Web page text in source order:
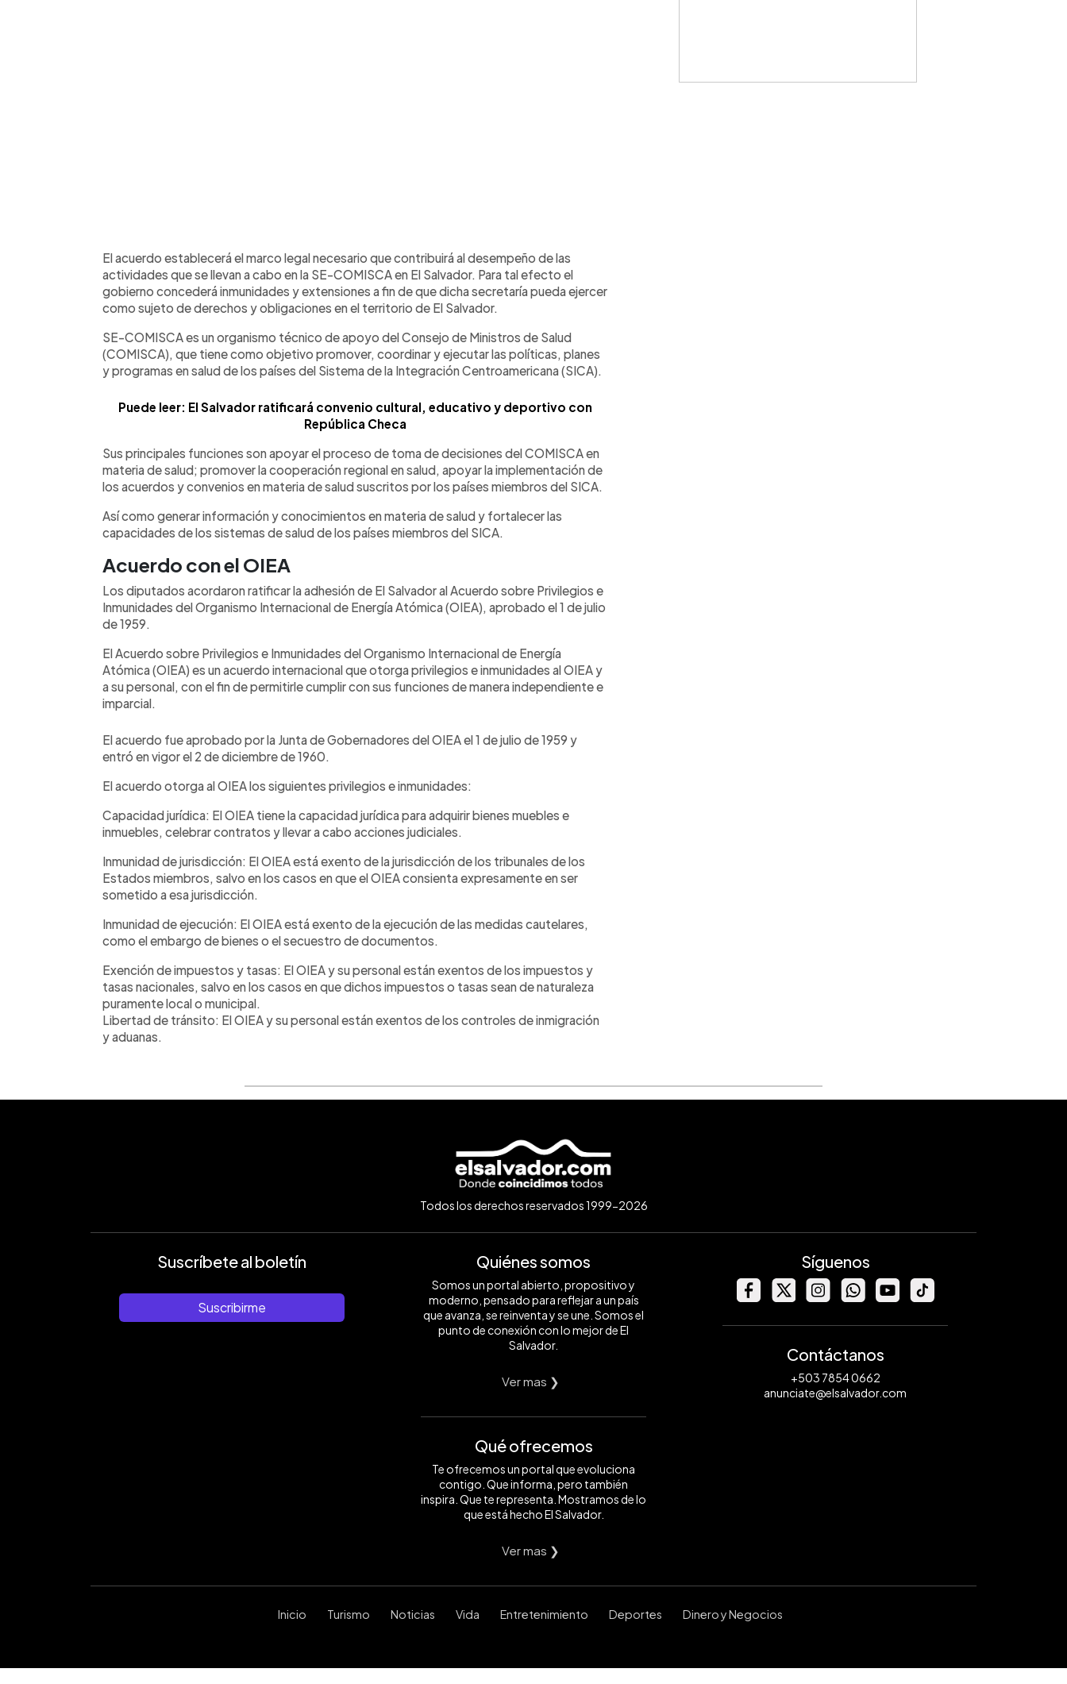
El acuerdo establecerá el marco legal necesario que contribuirá al desempeño de las
actividades que se llevan a cabo en la SE-COMISCA en El Salvador. Para tal efecto el
gobierno concederá inmunidades y extensiones a fin de que dicha secretaría pueda ejercer
como sujeto de derechos y obligaciones en el territorio de El Salvador.
SE-COMISCA es un organismo técnico de apoyo del Consejo de Ministros de Salud
(COMISCA), que tiene como objetivo promover, coordinar y ejecutar las políticas, planes
y programas en salud de los países del Sistema de la Integración Centroamericana (SICA).
Puede leer: El Salvador ratificará convenio cultural, educativo y deportivo con
República Checa
Sus principales funciones son apoyar el proceso de toma de decisiones del COMISCA en
materia de salud; promover la cooperación regional en salud, apoyar la implementación de
los acuerdos y convenios en materia de salud suscritos por los países miembros del SICA.
Así como generar información y conocimientos en materia de salud y fortalecer las
capacidades de los sistemas de salud de los países miembros del SICA.
Acuerdo con el OIEA
Los diputados acordaron ratificar la adhesión de El Salvador al Acuerdo sobre Privilegios e
Inmunidades del Organismo Internacional de Energía Atómica (OIEA), aprobado el 1 de julio
de 1959.
El Acuerdo sobre Privilegios e Inmunidades del Organismo Internacional de Energía
Atómica (OIEA) es un acuerdo internacional que otorga privilegios e inmunidades al OIEA y
a su personal, con el fin de permitirle cumplir con sus funciones de manera independiente e
imparcial.
El acuerdo fue aprobado por la Junta de Gobernadores del OIEA el 1 de julio de 1959 y
entró en vigor el 2 de diciembre de 1960.
El acuerdo otorga al OIEA los siguientes privilegios e inmunidades:
Capacidad jurídica: El OIEA tiene la capacidad jurídica para adquirir bienes muebles e
inmuebles, celebrar contratos y llevar a cabo acciones judiciales.
Inmunidad de jurisdicción: El OIEA está exento de la jurisdicción de los tribunales de los
Estados miembros, salvo en los casos en que el OIEA consienta expresamente en ser
sometido a esa jurisdicción.
Inmunidad de ejecución: El OIEA está exento de la ejecución de las medidas cautelares,
como el embargo de bienes o el secuestro de documentos.
Exención de impuestos y tasas: El OIEA y su personal están exentos de los impuestos y
tasas nacionales, salvo en los casos en que dichos impuestos o tasas sean de naturaleza
puramente local o municipal.
Libertad de tránsito: El OIEA y su personal están exentos de los controles de inmigración
y aduanas.
Todos los derechos reservados 1999-2026
Suscríbete al boletín
Suscribirme
Quiénes somos
Somos un portal abierto, propositivo y
moderno, pensado para reflejar a un país
que avanza, se reinventa y se une. Somos el
punto de conexión con lo mejor de El
Salvador.
Ver mas ❯
Qué ofrecemos
Te ofrecemos un portal que evoluciona
contigo. Que informa, pero también
inspira. Que te representa. Mostramos de lo
que está hecho El Salvador.
Ver mas ❯
Síguenos
Contáctanos
+503 7854 0662
anunciate@elsalvador.com
Inicio Turismo Noticias Vida Entretenimiento Deportes Dinero y Negocios